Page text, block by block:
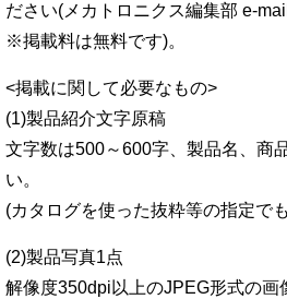
ださい(メカトロニクス編集部 e-
※掲載料は無料です)。
<掲載に関して必要なもの>
(1)製品紹介文字原稿
文字数は500～600字、製品名、商
い。
(カタログを使った抜粋等の指定で
(2)製品写真1点
解像度350dpi以上のJPEG形式の画